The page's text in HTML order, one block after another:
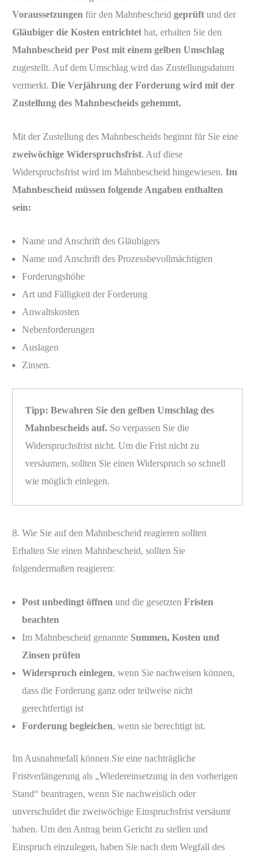
Voraussetzungen für den Mahnbescheid geprüft und der
Gläubiger die Kosten entrichtet hat, erhalten Sie den
Mahnbescheid per Post mit einem gelben Umschlag
zugestellt. Auf dem Umschlag wird das Zustellungsdatum
vermerkt. Die Verjährung der Forderung wird mit der
Zustellung des Mahnbescheids gehemmt.
Mit der Zustellung des Mahnbescheids beginnt für Sie eine
zweiwöchige Widerspruchsfrist. Auf diese
Widerspruchsfrist wird im Mahnbescheid hingewiesen. Im
Mahnbescheid müssen folgende Angaben enthalten
sein:
Name und Anschrift des Gläubigers
Name und Anschrift des Prozessbevollmächtigten
Forderungshöhe
Art und Fälligkeit der Forderung
Anwaltskosten
Nebenforderungen
Auslagen
Zinsen.
Tipp: Bewahren Sie den gelben Umschlag des
Mahnbescheids auf. So verpassen Sie die
Widerspruchsfrist nicht. Um die Frist nicht zu
versäumen, sollten Sie einen Widerspruch so schnell
wie möglich einlegen.
8. Wie Sie auf den Mahnbescheid reagieren sollten
Erhalten Sie einen Mahnbescheid, sollten Sie
folgendermaßen reagieren:
Post unbedingt öffnen und die gesetzten Fristen
beachten
Im Mahnbescheid genannte Summen, Kosten und
Zinsen prüfen
Widerspruch einlegen, wenn Sie nachweisen können,
dass die Forderung ganz oder teilweise nicht
gerechtfertigt ist
Forderung begleichen, wenn sie berechtigt ist.
Im Ausnahmefall können Sie eine nachträgliche
Fristverlängerung als „Wiedereinsetzung in den vorherigen
Stand“ beantragen, wenn Sie nachweislich oder
unverschuldet die zweiwöchige Einspruchsfrist versäumt
haben. Um den Antrag beim Gericht zu stellen und
Einspruch einzulegen, haben Sie nach dem Wegfall des